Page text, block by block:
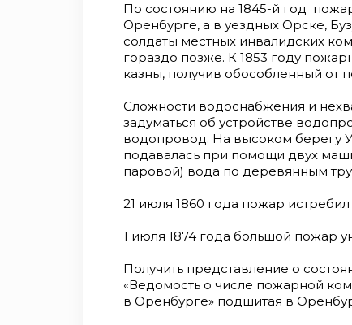
По состоянию на 1845-й год
Оренбурге, а в уездных Орске,
солдаты местных инвалидских
гораздо позже. К 1853 году
казны, получив обособленный от
Сложности водоснабжения и
задуматься об устройстве
водопровод. На высоком берегу
подавалась при помощи двух
паровой) вода по деревянным
21 июля 1860 года пожар
1 июля 1874 года большой пожар
Получить представление о
«Ведомость о числе пожарной
в Оренбурге» подшитая в